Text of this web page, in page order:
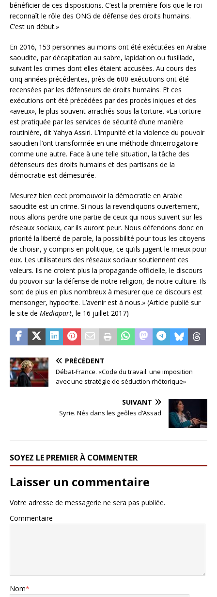
bénéficier de ces dispositions. C’est la première fois que le roi
reconnaît le rôle des ONG de défense des droits humains.
C’est un début.»
En 2016, 153 personnes au moins ont été exécutées en Arabie
saoudite, par décapitation au sabre, lapidation ou fusillade,
suivant les crimes dont elles étaient accusées. Au cours des
cinq années précédentes, près de 600 exécutions ont été
recensées par les défenseurs de droits humains. Et ces
exécutions ont été précédées par des procès iniques et des
«aveux», le plus souvent arrachés sous la torture. «La torture
est pratiquée par les services de sécurité d’une manière
routinière, dit Yahya Assiri. L’impunité et la violence du pouvoir
saoudien l’ont transformée en une méthode d’interrogatoire
comme une autre. Face à une telle situation, la tâche des
défenseurs des droits humains et des partisans de la
démocratie est démesurée.
Mesurez bien ceci: promouvoir la démocratie en Arabie
saoudite est un crime. Si nous la revendiquons ouvertement,
nous allons perdre une partie de ceux qui nous suivent sur les
réseaux sociaux, car ils auront peur. Nous défendons donc en
priorité la liberté de parole, la possibilité pour tous les citoyens
de choisir, y compris en politique, ce qu’ils jugent le mieux pour
eux. Les utilisateurs des réseaux sociaux soutiennent ces
valeurs. Ils ne croient plus la propagande officielle, le discours
du pouvoir sur la défense de notre religion, de notre culture. Ils
sont de plus en plus nombreux à mesurer que ce discours est
mensonger, hypocrite. L’avenir est à nous.» (Article publié sur
le site de Mediapart, le 16 juillet 2017)
PRÉCÉDENT
Débat-France. «Code du travail: une imposition
avec une stratégie de séduction rhétorique»
SUIVANT
Syrie. Nés dans les geôles d’Assad
SOYEZ LE PREMIER À COMMENTER
Laisser un commentaire
Votre adresse de messagerie ne sera pas publiée.
Commentaire
Nom*